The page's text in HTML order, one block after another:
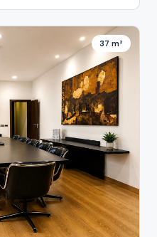
37 m²